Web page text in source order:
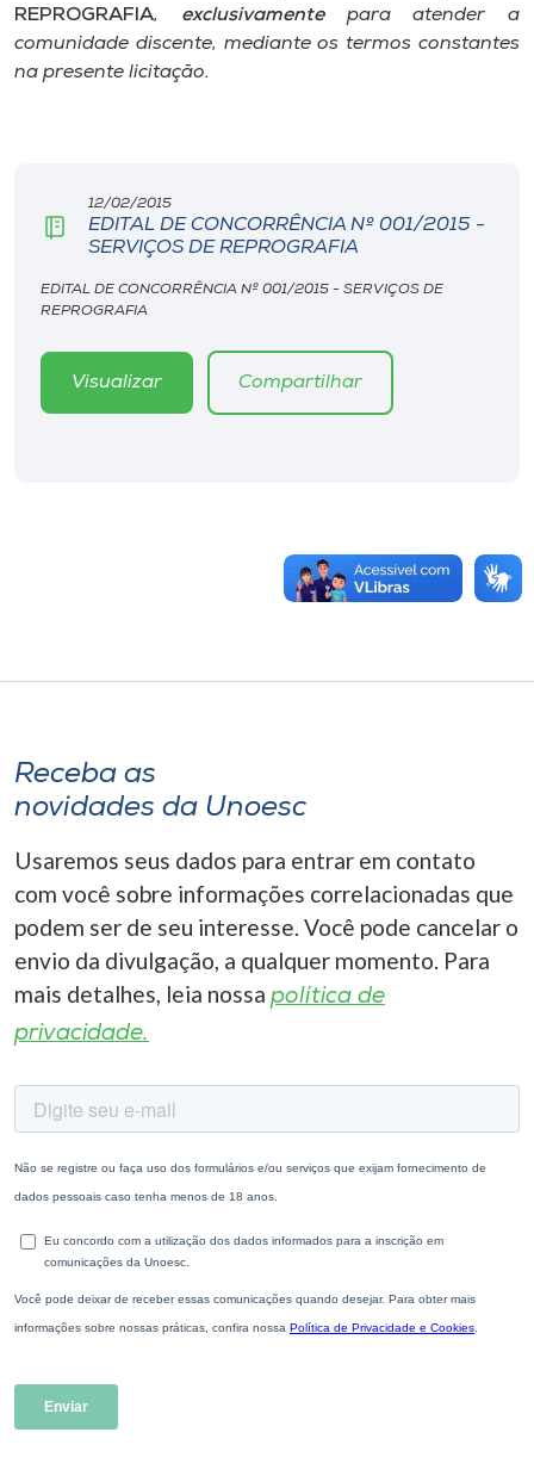
Selecione
o idioma
REPROGRAFIA, exclusivamentepara atender a
comunidade discente, mediante os termos constantes
na presente licitação.
12/02/2015
EDITAL DE CONCORRÊNCIA Nº 001/2015 -
SERVIÇOS DE REPROGRAFIA
EDITAL DE CONCORRÊNCIA Nº 001/2015 - SERVIÇOS DE
REPROGRAFIA
Visualizar Compartilhar
Receba as
novidades da Unoesc
Usaremos seus dados para entrar em contato
com você sobre informações correlacionadas que
podem ser de seu interesse. Você pode cancelar o
envio da divulgação, a qualquer momento. Para
mais detalhes, leia nossa política de
privacidade.